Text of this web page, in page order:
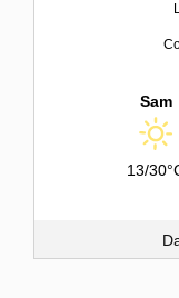
Sam
13/